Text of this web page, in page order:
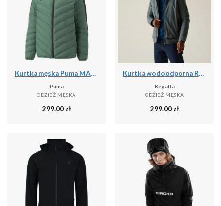
Kurtka męska Puma MAPF1 MT7 ECOLITE DOWN
Puma
ODZIEŻ MĘSKA
299.00 zł
Kurtka wodoodporna Regatta Winsar
Regatta
ODZIEŻ MĘSKA
299.00 zł